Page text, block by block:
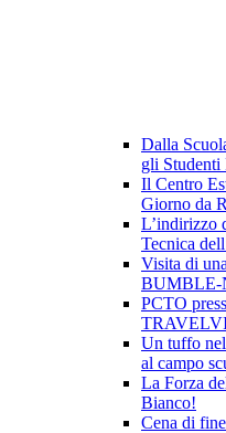
Dalla
gli Studenti
Il Centro
Giorno da
L’indirizzo
Tecnica
Visita di
BUMBLE-
PCTO
Un tuffo
al campo
La Forza
Bianco!
Cena di